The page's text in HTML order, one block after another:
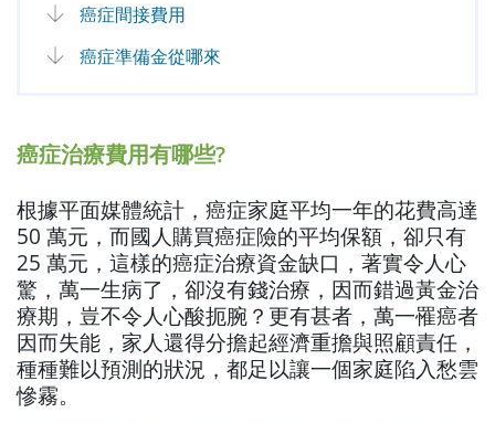
癌症間接費用
癌症準備金從哪來
癌症治療費用有哪些?
根據平面媒體統計，癌症家庭平均一年的花費高達
50 萬元，而國人購買癌症險的平均保額，卻只有
25 萬元，這樣的癌症治療資金缺口，著實令人心
驚，萬一生病了，卻沒有錢治療，因而錯過黃金治
療期，豈不令人心酸扼腕？更有甚者，萬一罹癌者
因而失能，家人還得分擔起經濟重擔與照顧責任，
種種難以預測的狀況，都足以讓一個家庭陷入愁雲
慘霧。